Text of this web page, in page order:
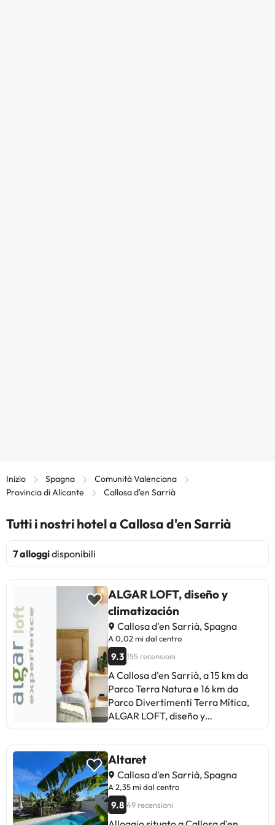
Inizio Spagna
Comunità Valenciana
Provincia di Alicante
Callosa d'en Sarrià
Tutti i nostri hotel a Callosa d'en Sarrià
7 alloggidisponibili
ALGAR LOFT, diseño y
climatización
Callosa d'en Sarrià, Spagna
A 0,02 mi dal centro
9.3 155 recensioni
A Callosa d'en Sarrià, a 15 km da
Parco Terra Natura e 16 km da
Parco Divertimenti Terra Mítica,
ALGAR LOFT, diseño y
schermo piatto. Avrete a
disposizione un balcone e una
terrazza. Questo appartamento
con aria condizionata comprende 1
camera da letto, un soggiorno, una
Altaret
Callosa d'en Sarrià, Spagna
A 2,35 mi dal centro
9.8 49 recensioni